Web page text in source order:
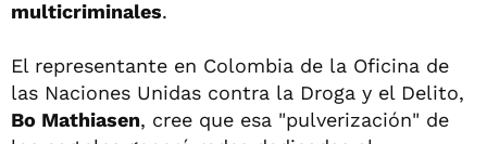
multicriminales.
El representante en Colombia de la Oficina de
las Naciones Unidas contra la Droga y el Delito,
Bo Mathiasen, cree que esa "pulverización" de